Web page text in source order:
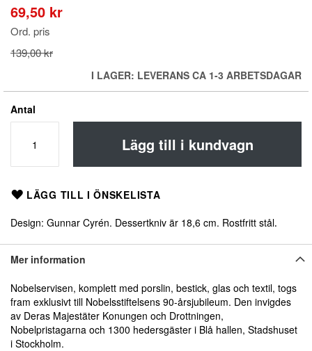
Special
Price
69,50 kr
Ord. pris
139,00 kr
I LAGER: LEVERANS CA 1-3 ARBETSDAGAR
Antal
Lägg till i kundvagn
LÄGG TILL I ÖNSKELISTA
Design: Gunnar Cyrén. Dessertkniv är 18,6 cm. Rostfritt stål.
av
bildgalleriet
Mer information
Nobelservisen, komplett med porslin, bestick, glas och textil, togs
fram exklusivt till Nobelsstiftelsens 90-årsjubileum. Den invigdes
av Deras Majestäter Konungen och Drottningen,
Nobelpristagarna och 1300 hedersgäster i Blå hallen, Stadshuset
i Stockholm.